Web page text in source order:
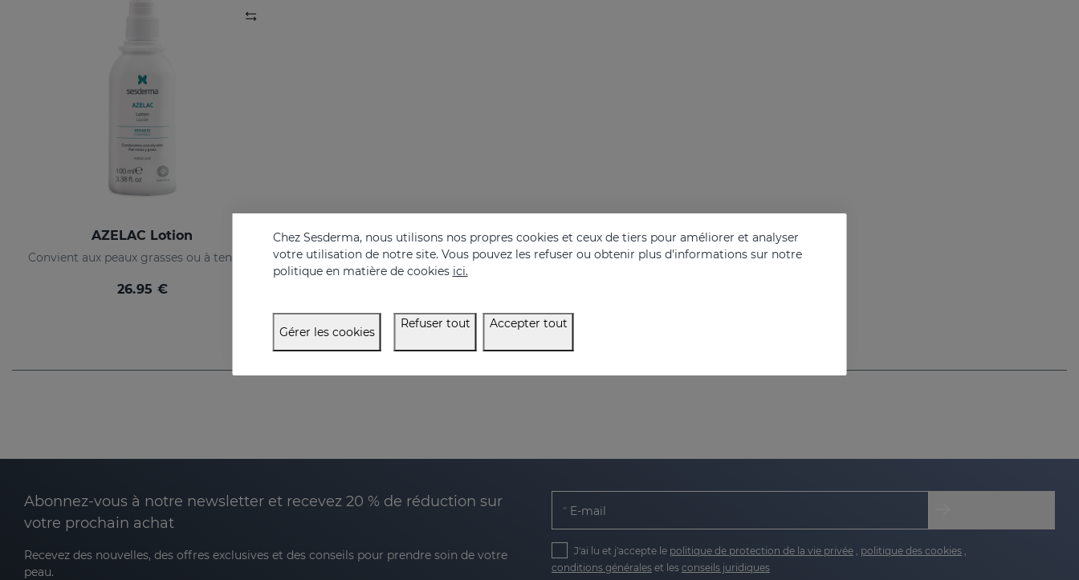
AZELAC Lotion
26.95 €
Abonnez-vous à notre newsletter et recevez 20 % de réduction sur
votre prochain achat
Recevez des nouvelles, des offres exclusives et des conseils pour prendre soin de votre
peau.
E-mail
J'ai lu et j'accepte le politique de protection de la vie privée politique des cookies
conditions générales et les conseils juridiques
Chez Sesderma, nous utilisons nos propres cookies et ceux de tiers pour améliorer et analyser
votre utilisation de notre site. Vous pouvez les refuser ou obtenir plus d'informations sur notre
politique en matière de cookies ici.
Gérer les cookies
Refuser tout Accepter tout